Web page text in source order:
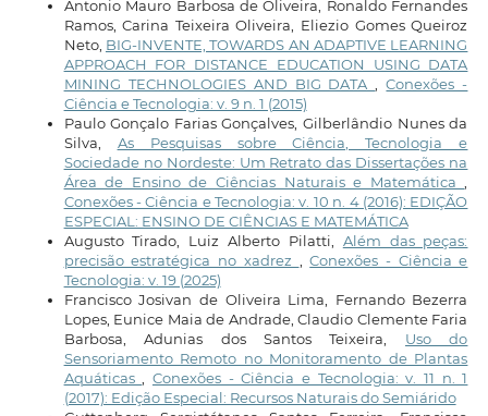
Antonio Mauro Barbosa de Oliveira, Ronaldo Fernandes
Ramos, Carina Teixeira Oliveira, Eliezio Gomes Queiroz
Neto, BIG-INVENTE, TOWARDS AN ADAPTIVE LEARNING
APPROACH FOR DISTANCE EDUCATION USING DATA
MINING TECHNOLOGIES AND BIG DATA,Conexões -
Ciência e Tecnologia: v. 9 n. 1 (2015)
Paulo Gonçalo Farias Gonçalves, Gilberlândio Nunes da
Silva, As Pesquisas sobre Ciência, Tecnologia e
Sociedade no Nordeste: Um Retrato das Dissertações na
Área de Ensino de Ciências Naturais e Matemática,
Conexões - Ciência e Tecnologia: v. 10 n. 4 (2016): EDIÇÃO
ESPECIAL: ENSINO DE CIÊNCIAS E MATEMÁTICA
Augusto Tirado, Luiz Alberto Pilatti, Além das peças:
precisão estratégica no xadrez ,Conexões - Ciência e
Tecnologia: v. 19 (2025)
Francisco Josivan de Oliveira Lima, Fernando Bezerra
Lopes, Eunice Maia de Andrade, Claudio Clemente Faria
Barbosa, Adunias dos Santos Teixeira, Uso do
Sensoriamento Remoto no Monitoramento de Plantas
Aquáticas, Conexões - Ciência e Tecnologia: v. 11 n. 1
(2017): Edição Especial: Recursos Naturais do Semiárido